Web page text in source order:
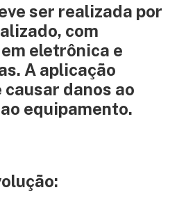
ser realizada por
com
eletrônica e
A aplicação
danos ao
equipamento.